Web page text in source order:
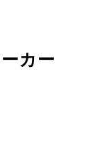
カー